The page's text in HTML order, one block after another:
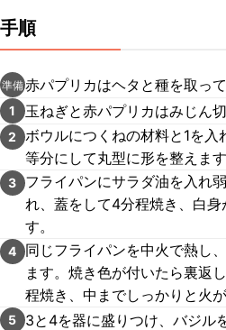
手順
準備赤パプリカはヘタと種を取って
1 玉ねぎと赤パプリカはみじん切
2
ボウルにつくねの材料と1を
等分にして丸型に形を整えます
3
フライパンにサラダ油を入れ
れ、蓋をして4分程焼き、白身
す。
4
同じフライパンを中火で熱し
ます。焼き色が付いたら裏返
程焼き、中までしっかりと火
5 3と4を器に盛りつけ、バジル